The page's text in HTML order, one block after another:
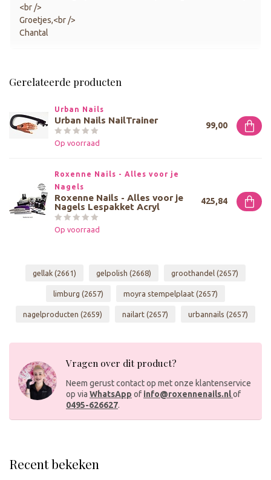
<br />
Groetjes,<br />
Chantal
Gerelateerde producten
Urban Nails
Urban Nails NailTrainer
Op voorraad
99,00
Roxenne Nails - Alles voor je
Nagels
Roxenne Nails - Alles voor je
Nagels Lespakket Acryl
Op voorraad
425,84
gellak (2661) gelpolish (2668) groothandel (2657)
limburg (2657) moyra stempelplaat (2657)
nagelproducten (2659) nailart (2657) urbannails (2657)
Vragen over dit product?
Neem gerust contact op met onze klantenservice
op via WhatsApp of info@roxennenails.nlof
0495-626627.
Recent bekeken